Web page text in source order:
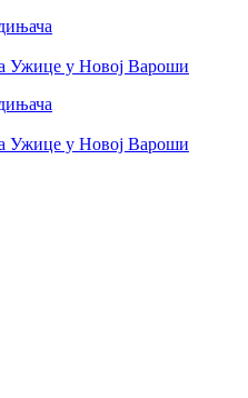
Ужице у Новој Вароши
Ужице у Новој Вароши